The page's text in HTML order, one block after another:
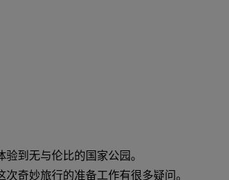
到无与伦比的国家公园。
奇妙旅行的准备工作有很多疑问。